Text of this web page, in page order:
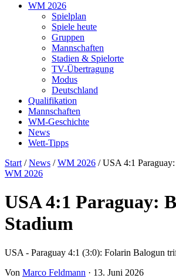
WM 2026
Spielplan
Spiele heute
Gruppen
Mannschaften
Stadien & Spielorte
TV-Übertragung
Modus
Deutschland
Qualifikation
Mannschaften
WM-Geschichte
News
Wett-Tipps
Start /News /WM 2026 /USA 4:1
WM 2026
USA 4:1 Paraguay:
Stadium
USA - Paraguay 4:1 (3:0): Folarin Balogun
Von Marco Feldmann · 13. Juni 2026